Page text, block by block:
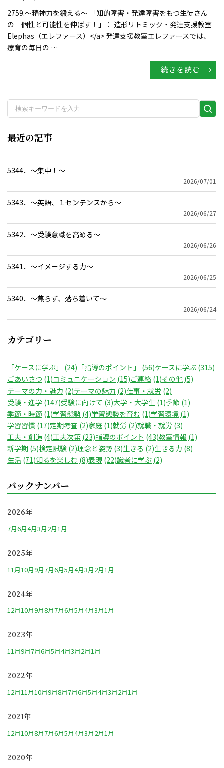
2759.～精神力を鍛える～ 「知的障害・発達障害をもつ生徒さん
の 個性と可能性を伸ばす！」： 造形リトミック・発達支援教室
Elephas（エレファース）</a> 発達支援教室エレファースでは、
療育の毎日の …
続きを読む
検
最近の記事
5344．～集中！〜
2026/07/01
5343．～英語、１センテンスから〜
2026/06/27
5342．～受験意識を高める〜
2026/06/26
5341．～イメージする力〜
2026/06/25
5340．～焦らず、落ち着いて〜
2026/06/24
カテゴリー
「ケースに学ぶ」 (24) 「指導のポイント」 (56)ケースに学ぶ (315)
ごあいさつ (1)コミュニケーション (15)ご連絡 (1)その他 (5)
テーマの力・魅力 (2)テーマの魅力 (2)仕事・就労 (2)
受験・進学 (147)受験に向けて (3)大学・大学生 (1)季節 (1)
季節・時節 (1)学習態勢 (4)学習態勢を育む (1)学習環境 (1)
学習習慣 (17)定期考査 (2)家庭 (1)就労 (2)就職・就労 (3)
工夫・創造 (4)工夫次第 (23)指導のポイント (43)教室情報 (1)
新学期 (5)検定試験 (2)理念と姿勢 (3)生きる (2)生きる力 (8)
生活 (71)知るを楽しむ (8)表現 (22)識者に学ぶ (2)
バックナンバー
2026年
7月6月4月3月2月1月
2025年
11月10月9月7月6月5月4月3月2月1月
2024年
12月10月9月8月7月6月5月4月3月1月
2023年
11月9月7月6月5月4月3月2月1月
2022年
12月11月10月9月8月7月6月5月4月3月2月1月
2021年
12月10月8月7月6月5月4月3月2月1月
2020年